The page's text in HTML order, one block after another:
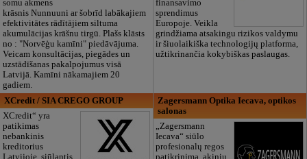
somu akmens
krāsnis Nunnuuni ar šobrīd labākajiem
efektivitātes rādītājiem siltuma
akumulācijas krāšnu tirgū. Plašs klāsts
no : "Norvēģu kamīni" piedāvājuma.
Veicam konsultācijas, piegādes un
uzstādīšanas pakalpojumus visā
Latvijā. Kamīni nākamajiem 20
gadiem.
finansavimo
sprendimus
Europoje. Veikla
grindžiama atsakingu rizikos valdymu
ir šiuolaikiška technologijų platforma,
užtikrinančia kokybiškas paslaugas.
XCredit / SIA CREGO GROUP
XCredit“ yra
patikimas
nebankinis
kreditorius
Latvijoje, siūlantis
Zagersmann Optika Iecava, optikos
salonas
„Zagersmann
Iecava“ siūlo
profesionalų regos
patikrinimą, akinių